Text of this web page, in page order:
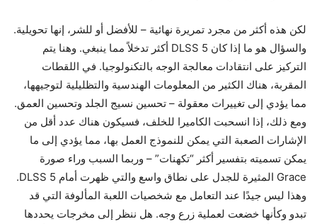
لكن هذه أكثر من مجرد تمريرة نهائية – للأفضل أو للشر، إنها تحويلية.
والسؤال هو ما إذا كان DLSS 5 أكثر تدخلاً مما ينبغي. وهنا يتم
التركيز على انتقادات معالجة الوجه بالتكنولوجيا. في اللقطات
المقربة، هناك الكثير من المعلومات الهندسية والتظليلية لتوجيهها،
مما يؤدي إلى تغييرات معقولة – تحسين نسيج الجلد وتحسين العمق.
ومع ذلك، إذا انسحبت الكاميرا للخلف، فسيكون هناك عدد أقل من
الإشارات الصعبة التي يمكن للنموذج العمل بها، مما يؤدي إلى ما
يمكن تسميته بتفسير أكثر “تكهنات” – وربما السبب وراء صورة
Grace المثيرة للجدل على نطاق واسع والتي ظهرت أمام DLSS 5.
وهذا ليس جيدًا عند التعامل مع شخصيات اللعبة المألوفة التي قد
تبدو وكأنها خضعت لعملية زرع وجه. هل ننظر إلى مخرجات يحددها